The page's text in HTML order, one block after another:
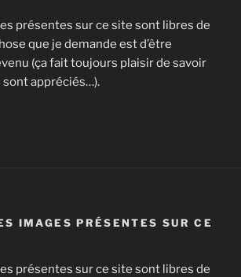
présentes sur ce site sont libres de
que je demande est d’être
(ça fait toujours plaisir de savoir
sont appréciés…).
IMAGES PRÉSENTES SUR CE
présentes sur ce site sont libres de